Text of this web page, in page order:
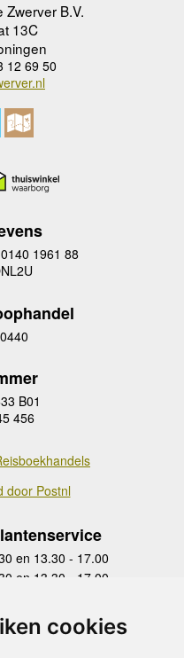
cookies
Zwerver B.V.
13C
12 69 50
1961 88
B01
456
door Postnl
en 13.30 - 17.00
en 13.30 - 17.00
en 13.30 - 17.00
en 13.30 - 17.00